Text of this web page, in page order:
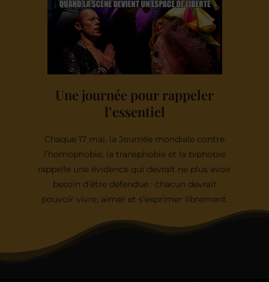
Une journée pour rappeler
l’essentiel
Chaque 17 mai, la Journée mondiale contre
l’homophobie, la transphobie et la biphobie
rappelle une évidence qui devrait ne plus avoir
besoin d’être défendue : chacun devrait
pouvoir vivre, aimer et s’exprimer librement.